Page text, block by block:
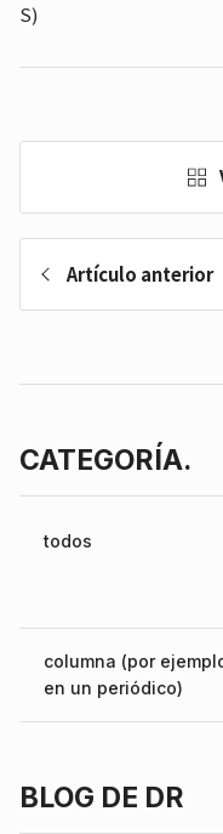
S)
Artículo anterior
CATEGORÍA.
todos
columna (por
en un periódico)
BLOG DE DR